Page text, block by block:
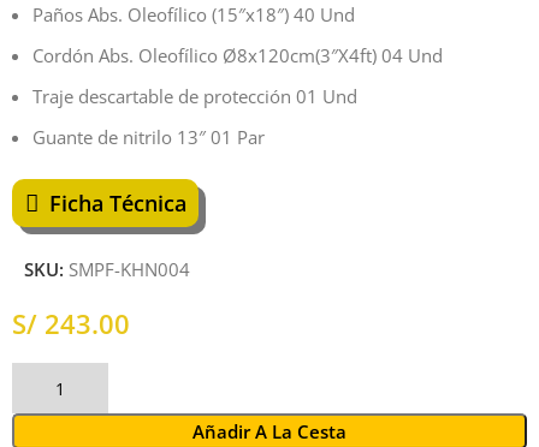
Paños Abs. Oleofílico (15″x18″) 40 Und
Cordón Abs. Oleofílico Ø8x120cm(3″X4ft) 04 Und
Traje descartable de protección 01 Und
Guante de nitrilo 13″ 01 Par
Ficha Técnica
SKU: SMPF-KHN004
S/
Añadir A La Cesta